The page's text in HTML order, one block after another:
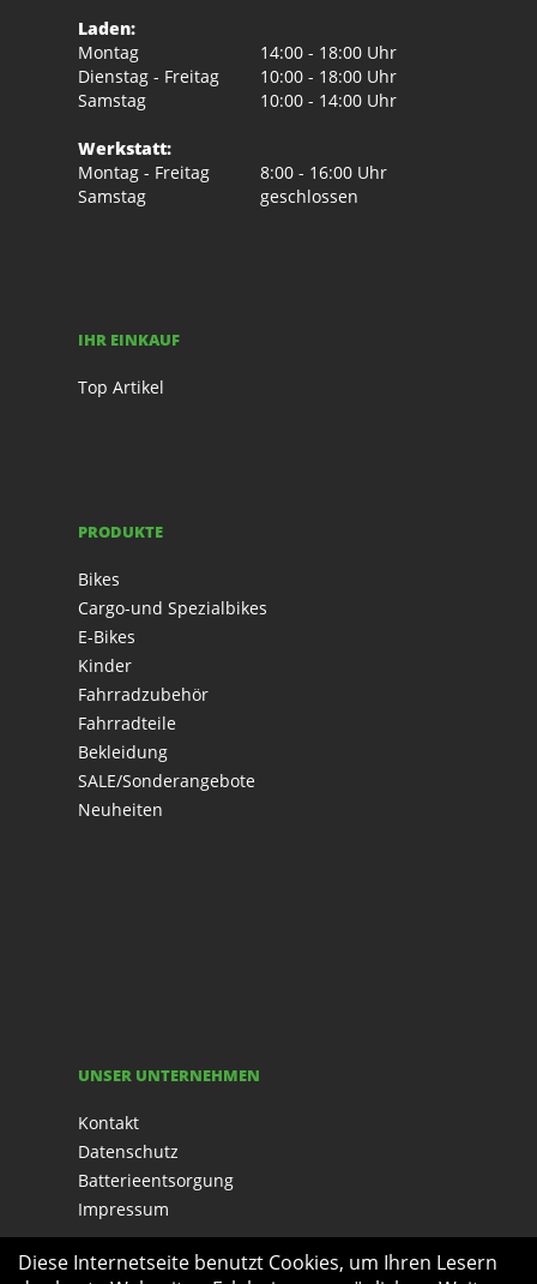
Laden:
Montag
14:00 - 18:00 Uhr
Dienstag - Freitag
10:00 - 18:00 Uhr
Samstag
10:00 - 14:00 Uhr
Werkstatt:
Montag - Freitag
8:00 - 16:00 Uhr
Samstag
geschlossen
IHR EINKAUF
Top Artikel
PRODUKTE
Bikes
Cargo-und Spezialbikes
E-Bikes
Kinder
Fahrradzubehör
Fahrradteile
Bekleidung
SALE/Sonderangebote
Neuheiten
UNSER UNTERNEHMEN
Kontakt
Datenschutz
Batterieentsorgung
Impressum
Diese Internetseite benutzt Cookies, um Ihren Lesern